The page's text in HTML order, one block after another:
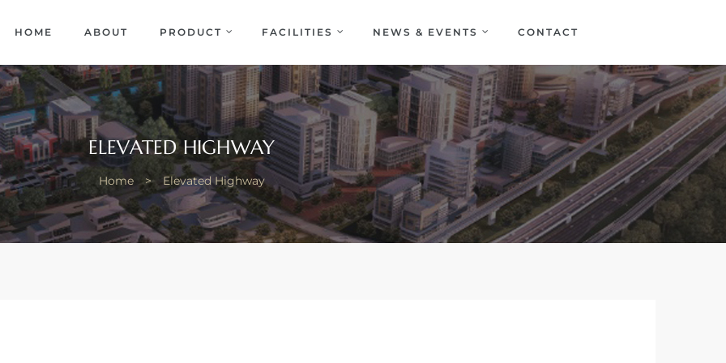
HOME ABOUT PRODUCT FACILITIES NEWS & EVENTS CONTACT
ELEVATED HIGHWAY
Home > Elevated Highway